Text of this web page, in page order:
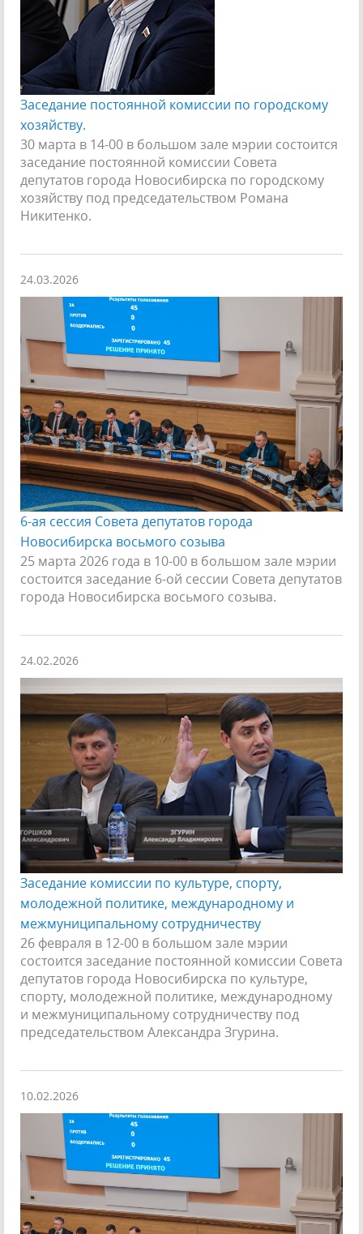
Заседание постоянной комиссии по городскому
хозяйству.
30 марта в 14-00 в большом зале мэрии состоится
заседание постоянной комиссии Совета
депутатов города Новосибирска по городскому
хозяйству под председательством Романа
Никитенко.
24.03.2026
6-ая сессия Совета депутатов города
Новосибирска восьмого созыва
25 марта 2026 года в 10-00 в большом зале мэрии
состоится заседание 6-ой сессии Совета депутатов
города Новосибирска восьмого созыва.
24.02.2026
Заседание комиссии по культуре, спорту,
молодежной политике, международному и
межмуниципальному сотрудничеству
26 февраля в 12-00 в большом зале мэрии
состоится заседание постоянной комиссии Совета
депутатов города Новосибирска по культуре,
спорту, молодежной политике, международному
и межмуниципальному сотрудничеству под
председательством Александра Згурина.
10.02.2026